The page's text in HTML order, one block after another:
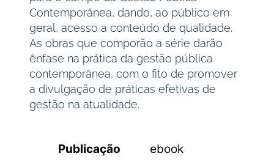
Contemporânea, dando, ao público em
geral, acesso a conteúdo de qualidade.
As obras que comporão a série darão
ênfase na prática da gestão pública
contemporânea, com o fito de promover
a divulgação de práticas efetivas de
gestão na atualidade.
Publicação
ebook